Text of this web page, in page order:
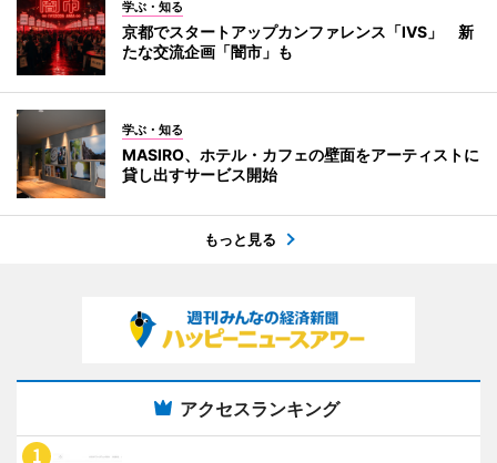
学ぶ・知る
京都でスタートアップカンファレンス「IVS」 新
たな交流企画「闇市」も
学ぶ・知る
MASIRO、ホテル・カフェの壁面をアーティストに
貸し出すサービス開始
もっと見る
アクセスランキング